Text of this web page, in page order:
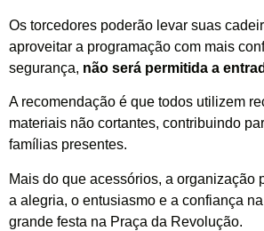
Os torcedores poderão levar suas
aproveitar a programação com mais
segurança, não será permitida a
A recomendação é que todos utilizem
materiais não cortantes, contribuindo
famílias presentes.
Mais do que acessórios, a organização
a alegria, o entusiasmo e a confiança
grande festa na Praça da Revolução.